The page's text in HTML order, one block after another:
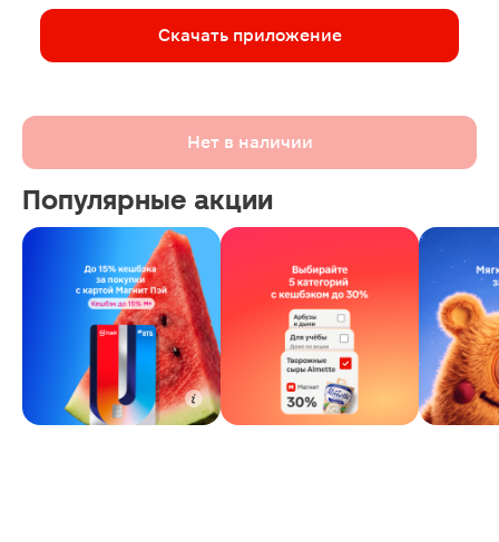
Скачать приложение
Нет в наличии
Популярные акции